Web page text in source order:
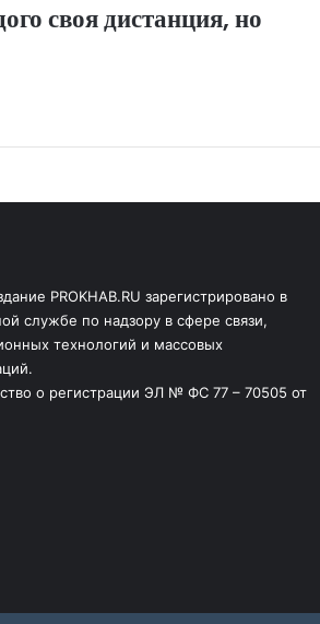
своя дистанция, но
PROKHAB.RU зарегистрировано в
службе по надзору в сфере связи,
технологий и массовых
о регистрации ЭЛ № ФС 77 – 70505 от